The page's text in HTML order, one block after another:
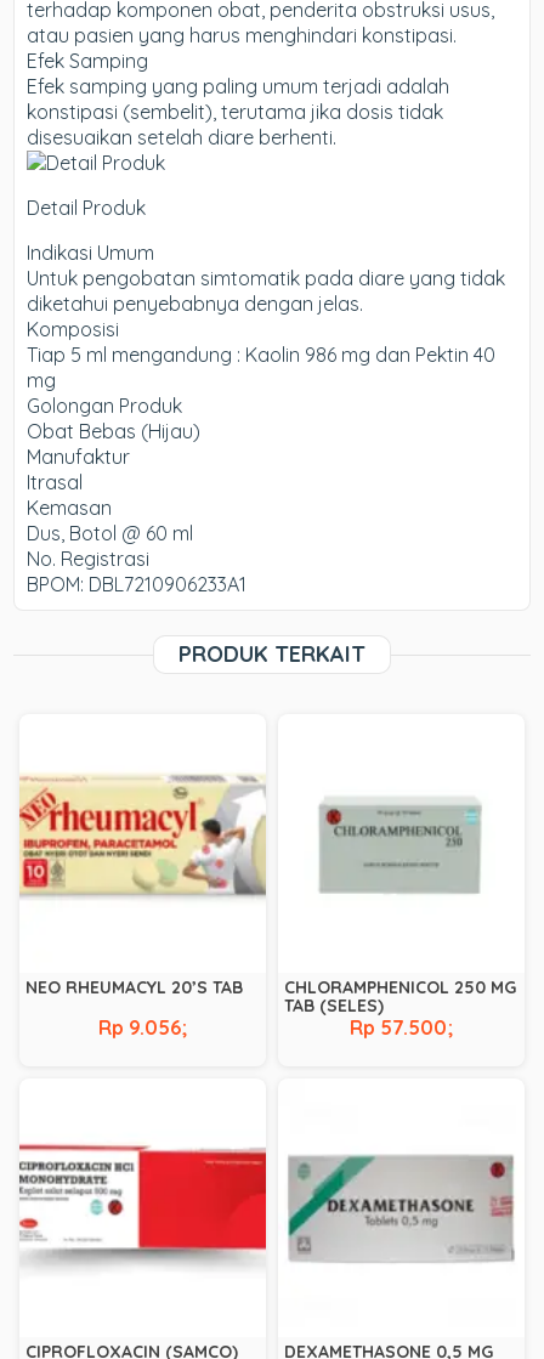
terhadap komponen obat, penderita obstruksi usus,
atau pasien yang harus menghindari konstipasi.
Efek Samping
Efek samping yang paling umum terjadi adalah
konstipasi (sembelit), terutama jika dosis tidak
disesuaikan setelah diare berhenti.
Detail Produk
Indikasi Umum
Untuk pengobatan simtomatik pada diare yang tidak
diketahui penyebabnya dengan jelas.
Komposisi
Tiap 5 ml mengandung : Kaolin 986 mg dan Pektin 40
mg
Golongan Produk
Obat Bebas (Hijau)
Manufaktur
Itrasal
Kemasan
Dus, Botol @ 60 ml
No. Registrasi
BPOM: DBL7210906233A1
PRODUK TERKAIT
NEO RHEUMACYL 20’S TAB
Rp 9.056;
CHLORAMPHENICOL 250 MG
TAB (SELES)
Rp 57.500;
CIPROFLOXACIN (SAMCO) DEXAMETHASONE 0,5 MG